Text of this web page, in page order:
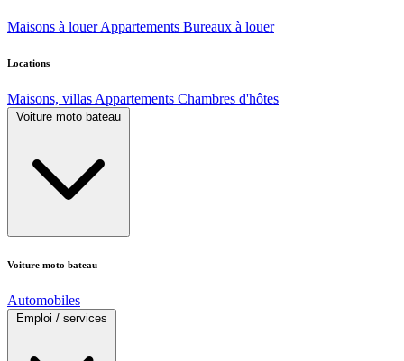
Maisons à louer Appartements Bureaux à louer
Locations
Maisons, villas Appartements Chambres d'hôtes
Voiture moto bateau
Voiture moto bateau
Automobiles
Emploi / services